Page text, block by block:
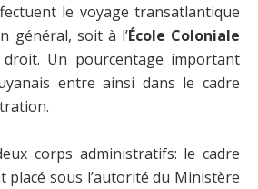
le voyage transatlantique
général, soit à l’École Coloniale
Un pourcentage important
entre ainsi dans le cadre
corps administratifs: le cadre
placé sous l’autorité du Ministère